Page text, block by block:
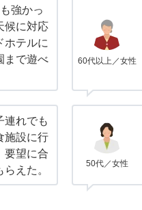
強かっ
候に対応
ホテルに
まで遊べ
60代以上／女性
連れでも
施設に行
要望に合
えた。
50代／女性